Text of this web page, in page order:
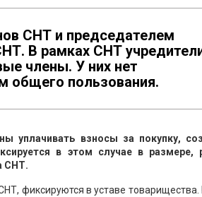
СНТ и председателем
В рамках СНТ
члены. У них нет
общего пользования.
уплачивать взносы за покупку,
в этом случае в размере,
СНТ.
фиксируются в уставе товарищества.